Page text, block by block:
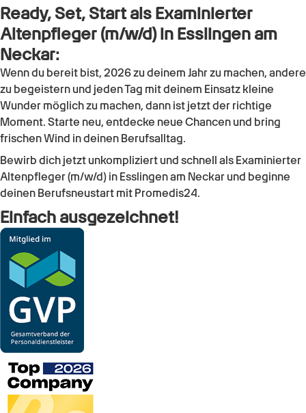
Ready, Set, Start als Examinierter
Altenpfleger (m/w/d)in Esslingen am
Neckar:
Wenn du bereit bist, 2026 zu deinem Jahr zu machen, andere
zu begeistern und jeden Tag mit deinem Einsatz kleine
Wunder möglich zu machen, dann ist jetzt der richtige
Moment. Starte neu, entdecke neue Chancen und bring
frischen Wind in deinen Berufsalltag.
Bewirb dich jetzt unkompliziert und schnell als Examinierter
Altenpfleger (m/w/d) in Esslingen am Neckar und beginne
deinen Berufsneustart mit Promedis24.
Einfach ausgezeichnet!